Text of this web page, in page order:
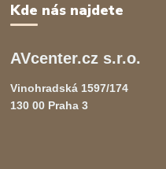
Kde nás najdete
AVcenter.cz s.r.o.
Vinohradská 1597/174
130 00 Praha 3